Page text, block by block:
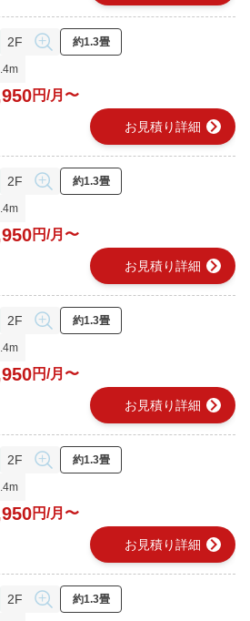
2F 約1.3畳
m
円/月〜
お見積り詳細 chevron_right
2F 約1.3畳
m
円/月〜
お見積り詳細 chevron_right
2F 約1.3畳
m
円/月〜
お見積り詳細 chevron_right
2F 約1.3畳
m
円/月〜
お見積り詳細 chevron_right
2F 約1.3畳